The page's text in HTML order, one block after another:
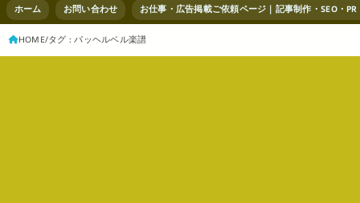
ホーム お問い合わせ お仕事・広告掲載ご依頼ページ｜記事制作・SEO・
HOME タグ : パッヘルベル楽譜